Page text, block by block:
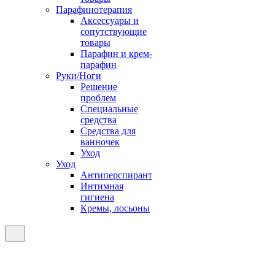
Парафинотерапия
Аксессуары и
сопутствующие
товары
Парафин и крем-
парафин
Руки/Ноги
Решение
проблем
Специальные
средства
Средства для
ванночек
Уход
Уход
Антиперспирант
Интимная
гигиена
Кремы, лосьоны